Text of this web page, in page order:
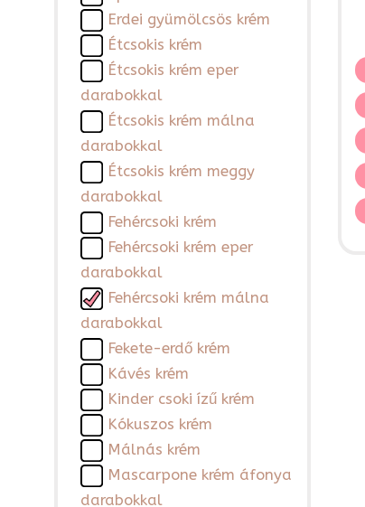
Erdei gyümölcsös krém
Étcsokis krém
Étcsokis krém eper
darabokkal
Étcsokis krém málna
darabokkal
Étcsokis krém meggy
darabokkal
Fehércsoki krém
Fehércsoki krém eper
darabokkal
Fehércsoki krém málna
darabokkal
Fekete-erdő krém
Kávés krém
Kinder csoki ízű krém
Kókuszos krém
Málnás krém
Mascarpone krém áfonya
darabokkal